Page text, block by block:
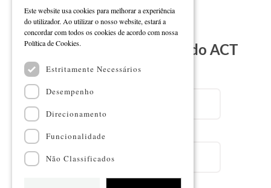
Subscreva a Newsletter do ACT
ENGLISH
Este website usa cookies para melhorar a experiência
do utilizador. Ao utilizar o nosso website, estará a
concordar com todos os cookies de acordo com nossa
Política de Cookies.
Estritamente Necessários
Desempenho
Direcionamento
Funcionalidade
Não Classificados